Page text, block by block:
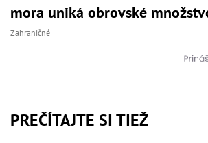
mora uniká obrovské
Zahraničné
PREČÍTAJTE SI TIEŽ